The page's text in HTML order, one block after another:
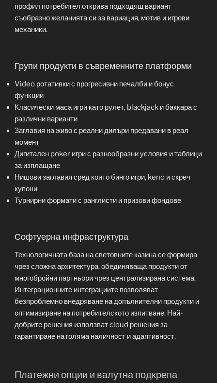
профил потребител открива подходящ вариант
съобразно желанията си за вариация, мотив и игрови
механики.
Групи продукти в съвременните платформи
Video ротативки с прогресивни печалби и бонус
функции
Класически маса игри като рулет, blackjack и баккара с
различни варианти
Заглавия на живо с реални дилъри предавани в реал
момент
Дигитален poker игри с разнообразни условия и таблици
за изплащане
Нишови заглавия сред които бинго игри, keno и скреч
купони
Турнирни формати с ранглисти и призови фондове
Софтуерна инфраструктура
Технологичната база на световните казина се формира
чрез сложна архитектура, обединяваща продукти от
многобройни партньори чрез централизирана система.
Интеграционните интеграциите позволяват
безпроблемно внедряване на допълнителни продукти и
оптимизиране на потребителското изпитване. Най-
добрите решения използват cloud решения за
гарантиране на голяма наличност и адаптивност.
Платежни опции и валутна подкрепа